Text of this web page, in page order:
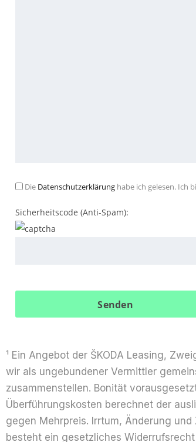
Die Datenschutzerklärung habe ich gelesen. Ich
Sicherheitscode (Anti-Spam):
¹ Ein Angebot der ŠKODA Leasing,
wir als ungebundener Vermittler
zusammen­stellen. Bonität
Überführungs­kosten berechnet der
gegen Mehr­preis. Irrtum, Änderung
besteht ein gesetz­liches